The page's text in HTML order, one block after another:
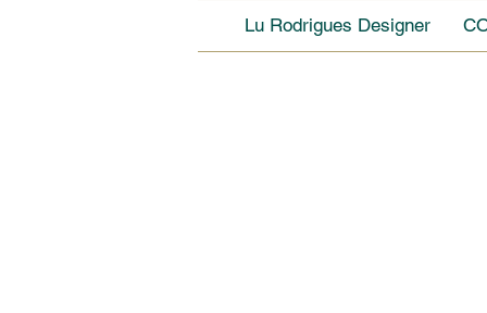
Lu Rodrigues Designer